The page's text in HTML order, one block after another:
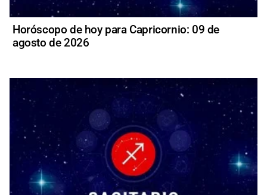
Horóscopo de hoy para Capricornio: 09 de
agosto de 2026